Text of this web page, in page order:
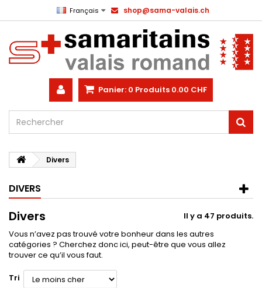
Français shop@sama-valais.ch
Panier: 0 Produits 0.00 CHF
Divers
DIVERS
Divers
Il y a 47 produits.
Vous n’avez pas trouvé votre bonheur dans les autres
catégories ? Cherchez donc ici, peut-être que vous allez
trouver ce qu’il vous faut.
Tri